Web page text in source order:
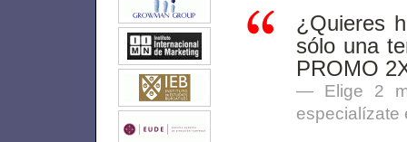
¿Quieres
sólo una
PROMO
Elige 2
especialízate